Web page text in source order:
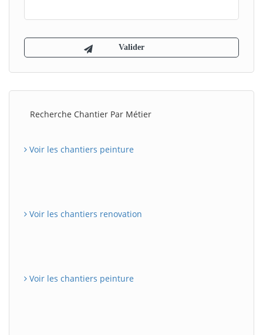
Recherche Chantier Par Métier
Voir les chantiers peinture
Voir les chantiers renovation
Voir les chantiers peinture